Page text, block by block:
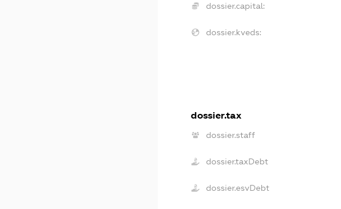
dossier.capital:
dossier.kveds:
dossier.tax
dossier.staff
dossier.taxDebt
dossier.esvDebt